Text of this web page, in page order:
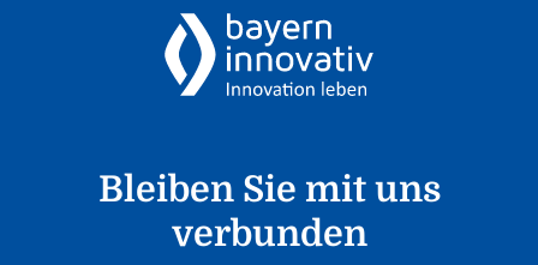
Bleiben Sie mit uns
verbunden